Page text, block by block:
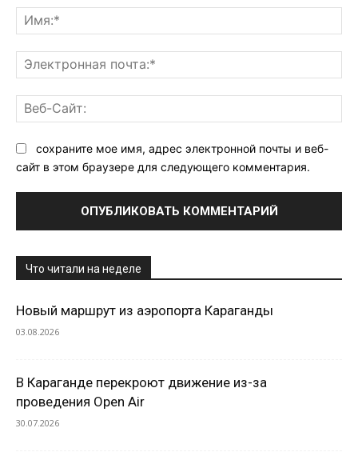
сохраните мое имя, адрес электронной почты и веб-
сайт в этом браузере для следующего комментария.
Что читали на неделе
Новый маршрут из аэропорта Караганды
03.08.2026
В Караганде перекроют движение из-за
проведения Open Air
30.07.2026